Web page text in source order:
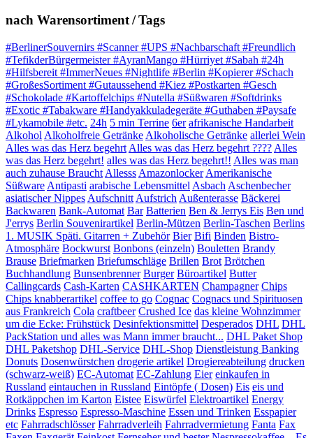
nach Warensortiment / Tags
#BerlinerSouvernirs #Scanner #UPS #Nachbarschaft #Freundlich
#TefikderBürgermeister #AyranMango #Hürriyet #Sabah #24h
#Hilfsbereit #ImmerNeues #Nightlife #Berlin #Kopierer #Schach
#GroßesSortiment #Gutaussehend #Kiez #Postkarten #Gesch
#Schokolade #Kartoffelchips #Nutella #Süßwaren #Softdrinks
#Exotic #Tabakware #Handyakkuladegeräte #Guthaben #Paysafe
#Lykamobile #etc. 24h 5 min Terrine 6er afrikanische Handarbeit
Alkohol Alkoholfreie Getränke Alkoholische Getränke allerlei Wein
Alles was das Herz begehrt Alles was das Herz begehrt ???? Alles
was das Herz begehrt! alles was das Herz begehrt!! Alles was man
auch zuhause Braucht Allesss Amazonlocker Amerikanische
Süßware Antipasti arabische Lebensmittel Asbach Aschenbecher
asiatischer Nippes Aufschnitt Aufstrich Außenterasse Bäckerei
Backwaren Bank-Automat Bar Batterien Ben & Jerrys Eis Ben und
J'errys Berlin Souvenirartikel Berlin-Mützen Berlin-Taschen Berlins
1. MUSIK Späti. Gitarren + Zubehör Bier Bifi Binden Bistro-
Atmosphäre Bockwurst Bonbons (einzeln) Bouletten Brandy
Brause Briefmarken Briefumschläge Brillen Brot Brötchen
Buchhandlung Bunsenbrenner Burger Büroartikel Butter
Callingcards Cash-Karten CASHKARTEN Champagner Chips
Chips knabberartikel coffee to go Cognac Cognacs und Spirituosen
aus Frankreich Cola craftbeer Crushed Ice das kleine Wohnzimmer
um die Ecke: Frühstück Desinfektionsmittel Desperados DHL DHL
PackStation und alles was Mann immer braucht... DHL Paket Shop
DHL Paketshop DHL-Service DHL-Shop Dienstleistung Banking
Donuts Dosenwürstchen drogerie artikel Drogiereabteilung drucken
(schwarz-weiß) EC-Automat EC-Zahlung Eier einkaufen in
Russland eintauchen in Russland Eintöpfe ( Dosen) Eis eis und
Rotkäppchen im Karton Eistee Eiswürfel Elektroartikel Energy
Drinks Espresso Espresso-Maschine Essen und Trinken Esspapier
etc Fahrradschlösser Fahrradverleih Fahrradvermietung Fanta Fax